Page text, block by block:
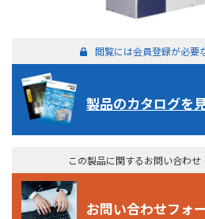
閲覧には会員登録が必要
製品のカタログを
この製品に関するお問い合わせ
お問い合わせフォ